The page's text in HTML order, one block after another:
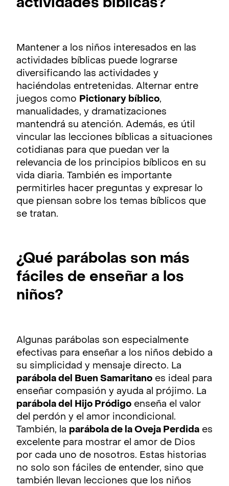
actividades bíblicas?
Mantener a los niños interesados en las
actividades bíblicas puede lograrse
diversificando las actividades y
haciéndolas entretenidas. Alternar entre
juegos como Pictionary bíblico,
manualidades, y dramatizaciones
mantendrá su atención. Además, es útil
vincular las lecciones bíblicas a situaciones
cotidianas para que puedan ver la
relevancia de los principios bíblicos en su
vida diaria. También es importante
permitirles hacer preguntas y expresar lo
que piensan sobre los temas bíblicos que
se tratan.
¿Qué parábolas son más
fáciles de enseñar a los
niños?
Algunas parábolas son especialmente
efectivas para enseñar a los niños debido a
su simplicidad y mensaje directo. La
parábola del Buen Samaritano es ideal para
enseñar compasión y ayuda al prójimo. La
parábola del Hijo Pródigo enseña el valor
del perdón y el amor incondicional.
También, la parábola de la Oveja Perdida es
excelente para mostrar el amor de Dios
por cada uno de nosotros. Estas historias
no solo son fáciles de entender, sino que
también llevan lecciones que los niños